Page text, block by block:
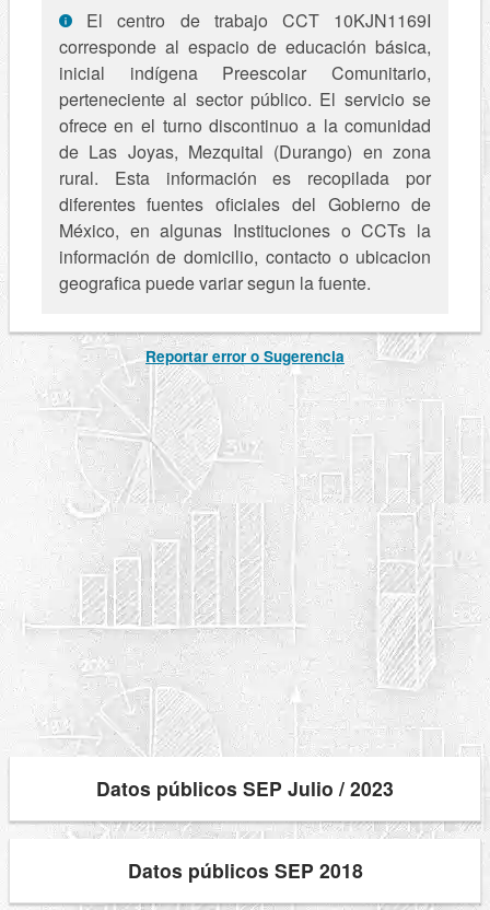
El centro de trabajo CCT 10KJN1169I
corresponde al espacio de educación básica,
inicial indígena Preescolar Comunitario,
perteneciente al sector público. El servicio se
ofrece en el turno discontinuo a la comunidad
de Las Joyas, Mezquital (Durango) en zona
rural. Esta información es recopilada por
diferentes fuentes oficiales del Gobierno de
México, en algunas Instituciones o CCTs la
información de domicilio, contacto o ubicacion
geografica puede variar segun la fuente.
Reportar error o Sugerencia
Datos públicos SEP Julio / 2023
Datos públicos SEP 2018